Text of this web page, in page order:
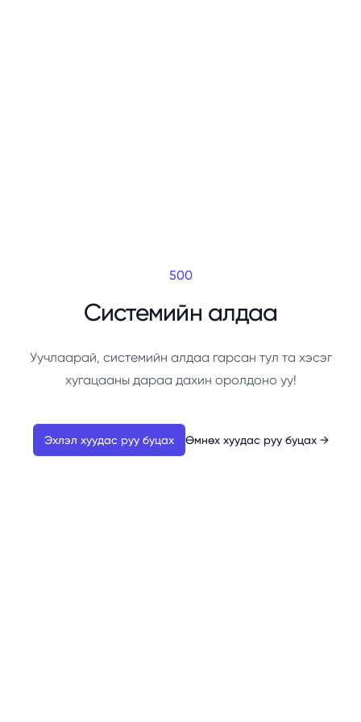
500
Системийн алдаа
Уучлаарай, системийн алдаа гарсан тул та хэсэг
хугацааны дараа дахин оролдоно уу!
Эхлэл хуудас руу буцах Өмнөх хуудас руу буцах →